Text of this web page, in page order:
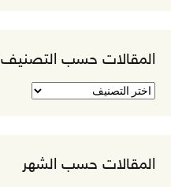
المقالات حسب التصنيف
المقالات
المقالات حسب الشهر